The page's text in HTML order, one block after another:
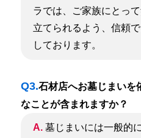
ラでは、ご家族にとっ
立てられるよう、信頼
しております。
Q3.石材店へお墓じまいを
なことが含まれますか？
A.墓じまいには一般的